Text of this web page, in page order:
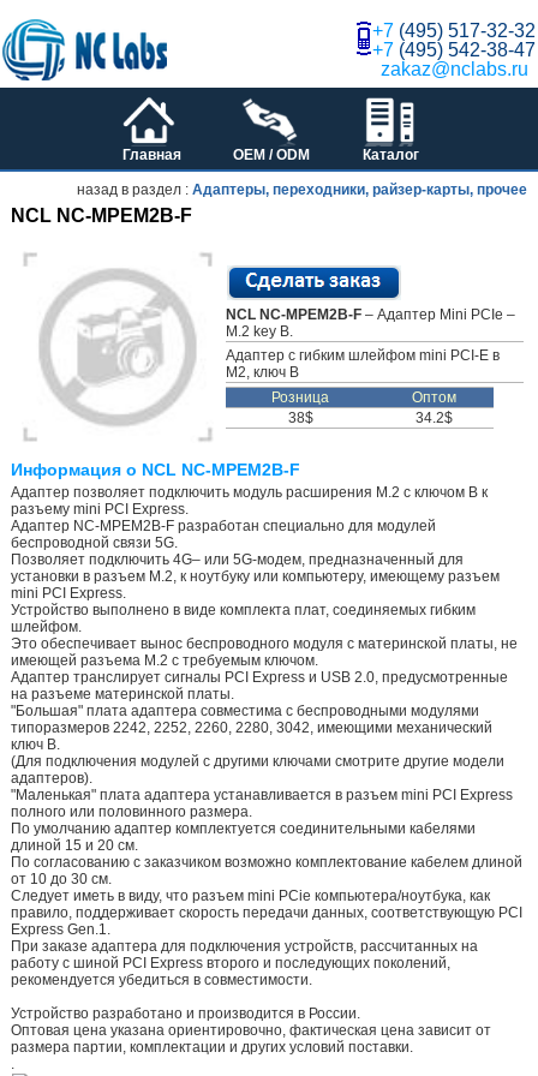
+7 (495) 517-32-32
+7 (495) 542-38-47
zakaz@nclabs.ru
Главная OEM / ODM Каталог
назад в раздел :Адаптеры, переходники, райзер-карты, прочее
NCL NC-MPEM2B-F
NCL NC-MPEM2B-F– Адаптер Mini PCIe –
M.2 key B.
Адаптер с гибким шлейфом mini PCI-E в
M2, ключ B
Розница
Оптом
38$
34.2$
Информация о NCL NC-MPEM2B-F
Адаптер позволяет подключить модуль расширения M.2 с ключом B к
разъему mini PCI Express.
Адаптер NC-MPEM2B-F разработан специально для модулей
беспроводной связи 5G.
Позволяет подключить 4G– или 5G-модем, предназначенный для
установки в разъем M.2, к ноутбуку или компьютеру, имеющему разъем
mini PCI Express.
Устройство выполнено в виде комплекта плат, соединяемых гибким
шлейфом.
Это обеспечивает вынос беспроводного модуля с материнской платы, не
имеющей разъема M.2 c требуемым ключом.
Адаптер транслирует сигналы PCI Express и USB 2.0, предусмотренные
на разъеме материнской платы.
"Большая" плата адаптера совместима с беспроводными модулями
типоразмеров 2242, 2252, 2260, 2280, 3042, имеющими механический
ключ B.
(Для подключения модулей с другими ключами смотрите другие модели
адаптеров).
"Маленькая" плата адаптера устанавливается в разъем mini PCI Express
полного или половинного размера.
По умолчанию адаптер комплектуется соединительными кабелями
длиной 15 и 20 см.
По согласованию с заказчиком возможно комплектование кабелем длиной
от 10 до 30 см.
Следует иметь в виду, что разъем mini PCie компьютера/ноутбука, как
правило, поддерживает скорость передачи данных, соответствующую PCI
Express Gen.1.
При заказе адаптера для подключения устройств, рассчитанных на
работу с шиной PCI Express второго и последующих поколений,
рекомендуется убедиться в совместимости.
Устройство разработано и производится в России.
Оптовая цена указана ориентировочно, фактическая цена зависит от
размера партии, комплектации и других условий поставки.
.